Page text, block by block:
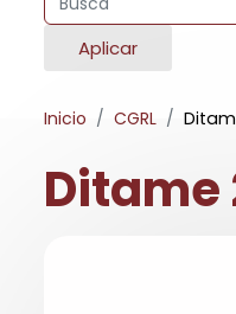
Aplicar
Inicio CGRL
Ditame